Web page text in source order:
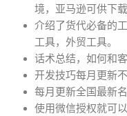
境，亚马逊可供下载
介绍了货代必备的
工具，外贸工具。
话术总结，如何和
开发技巧每月更新
每月更新全国最新名
使用微信授权就可